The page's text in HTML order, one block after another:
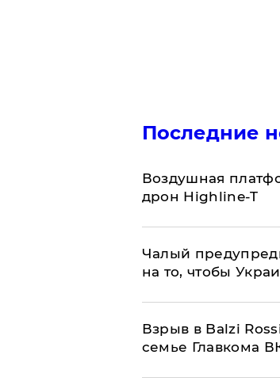
Последние
Воздушная
дрон Highline-T
Чалый
на то, чтобы
Взрыв в Balzi
семье Главкома